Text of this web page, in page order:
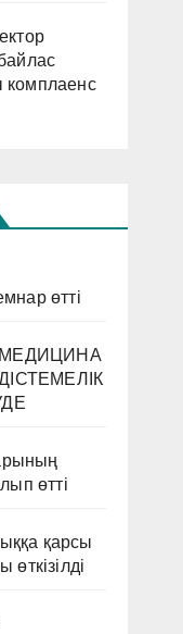
комплаенс
өтті
өтті
қарсы
өткізілді